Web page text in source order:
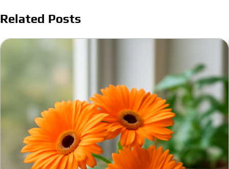
Related Posts